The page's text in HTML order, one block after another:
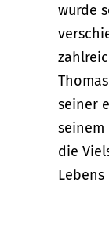
wurde
seiner
seinem
die